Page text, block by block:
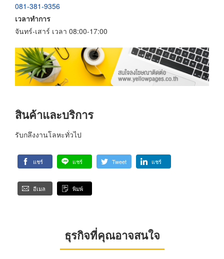
081-381-9356
เวลาทำการ
จันทร์-เสาร์ เวลา 08:00-17:00
สินค้าและบริการ
รับกลึงงานโลหะทั่วไป
แชร์ แชร์ Tweet แชร์
อีเมล พิมพ์
ธุรกิจที่คุณอาจสนใจ